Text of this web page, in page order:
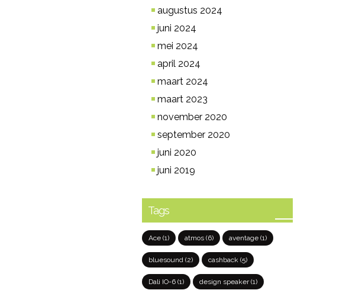
augustus 2024
juni 2024
mei 2024
april 2024
maart 2024
maart 2023
november 2020
september 2020
juni 2020
juni 2019
Tags
Ace (1) atmos (6) aventage (1)
bluesound (2) cashback (5)
Dali IO-6 (1) design speaker(1)